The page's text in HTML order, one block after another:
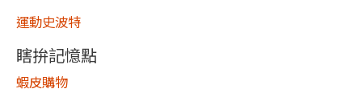
運動史波特
瞎拚記憶點
蝦皮購物